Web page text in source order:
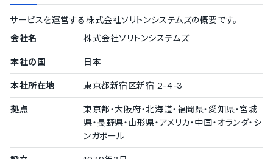
サービスを運営する株式会社ソリトンシステムズの概要です。
会社名
株式会社ソリトンシステムズ
本社の国 日本
本社所在地 東京都新宿区新宿 2-4-3
拠点
東京都・大阪府・北海道・福岡県・愛知県・宮城
県・長野県・山形県・アメリカ・中国・オランダ・シ
ンガポール